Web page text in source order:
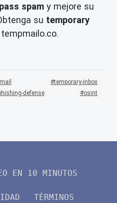
spam y mejore su
su temporary
temporary-inbox
defense
osint
EN 10 MINUTOS
TÉRMINOS